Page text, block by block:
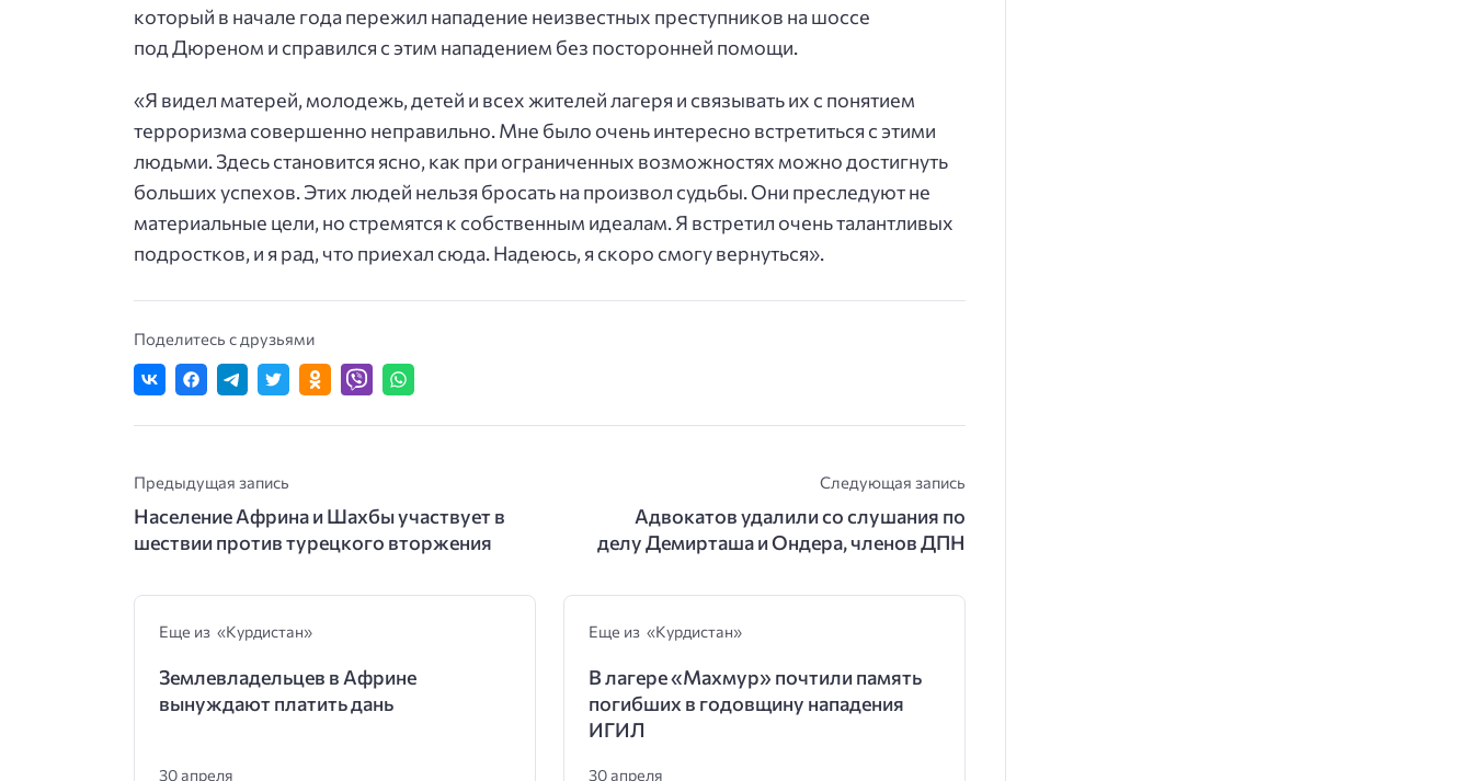
который в начале года пережил нападение неизвестных преступников на шоссе
под Дюреном и справился с этим нападением без посторонней помощи.
«Я видел матерей, молодежь, детей и всех жителей лагеря и связывать их с понятием
терроризма совершенно неправильно. Мне было очень интересно встретиться с этими
людьми. Здесь становится ясно, как при ограниченных возможностях можно достигнуть
больших успехов. Этих людей нельзя бросать на произвол судьбы. Они преследуютне
материальные цели, но стремятся к собственным идеалам. Я встретил очень талантливых
подростков, и я рад, что приехал сюда. Надеюсь, я скоро смогу вернуться».
Поделитесь с друзьями
Предыдущая запись
Население Африна и Шахбы участвует в
шествии против турецкого вторжения
Следующая запись
Адвокатов удалили со слушания по
делу Демирташа и Ондера, членов ДПН
Еще из «Курдистан»
Землевладельцев в Африне
вынуждают платить дань
30 апреля
Еще из «Курдистан»
В лагере «Махмур» почтили память
погибших в годовщину нападения
ИГИЛ
30 апреля